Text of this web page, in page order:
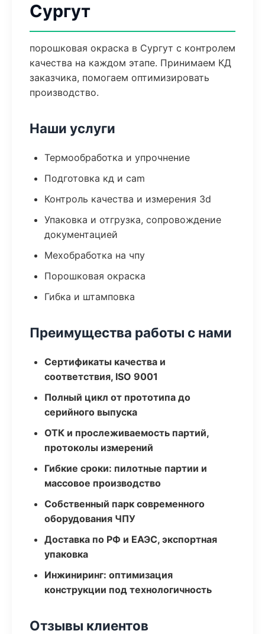
Сургут
порошковая окраска в Сургут с контролем
качества на каждом этапе. Принимаем КД
заказчика, помогаем оптимизировать
производство.
Наши услуги
Термообработка и упрочнение
Подготовка кд и cam
Контроль качества и измерения 3d
Упаковка и отгрузка, сопровождение
документацией
Мехобработка на чпу
Порошковая окраска
Гибка и штамповка
Преимущества работы с нами
Сертификаты качества и
соответствия, ISO 9001
Полный цикл от прототипа до
серийного выпуска
ОТК и прослеживаемость партий,
протоколы измерений
Гибкие сроки: пилотные партии и
массовое производство
Собственный парк современного
оборудования ЧПУ
Доставка по РФ и ЕАЭС, экспортная
упаковка
Инжиниринг: оптимизация
конструкции под технологичность
Отзывы клиентов